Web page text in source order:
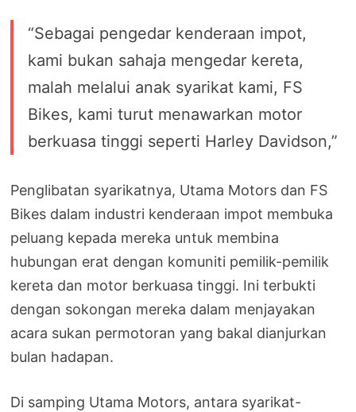
“Sebagai pengedar kenderaan impot,
kami bukan sahaja mengedar kereta,
malah melalui anak syarikat kami, FS
Bikes, kami turut menawarkan motor
berkuasa tinggi seperti Harley Davidson,”
Penglibatan syarikatnya, Utama Motors dan FS
Bikes dalam industri kenderaan impot membuka
peluang kepada mereka untuk membina
hubungan erat dengan komuniti pemilik-pemilik
kereta dan motor berkuasa tinggi. Ini terbukti
dengan sokongan mereka dalam menjayakan
acara sukan permotoran yang bakal dianjurkan
bulan hadapan.
Di samping Utama Motors, antara syarikat-